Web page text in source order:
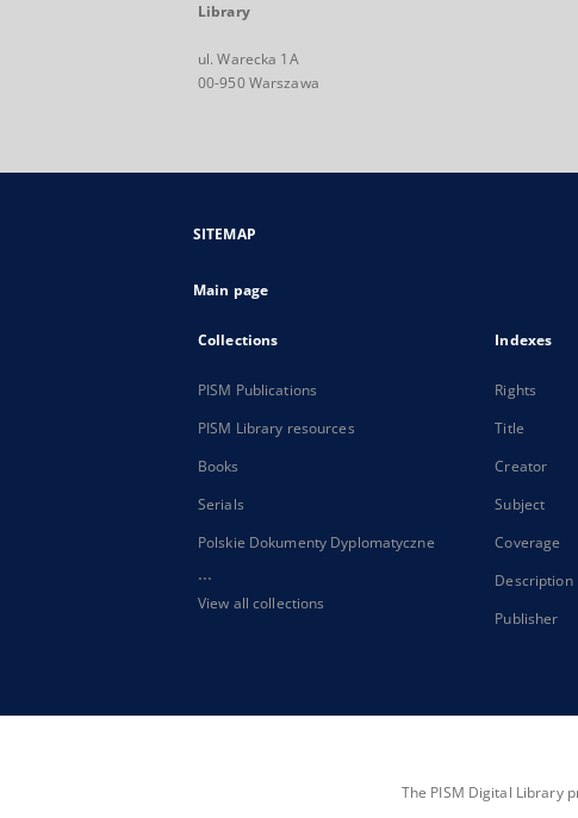
Library
ul. Warecka 1A
00-950 Warszawa
SITEMAP
Main page
Collections
PISM Publications
PISM Library resources
Books
Serials
Polskie Dokumenty Dyplomatyczne
...
View all collections
Indexes
Rights
Title
Creator
Subject
Coverage
Description
Publisher
The PISM Digital Library